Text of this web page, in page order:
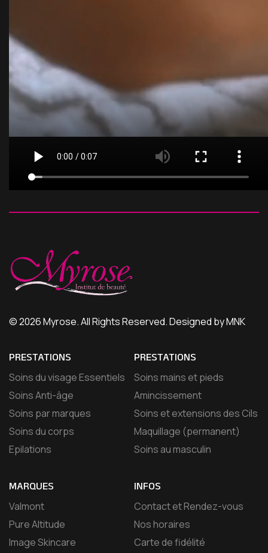
© 2026 Myrose. All Rights Reserved. Designed by MNK
PRESTATIONS
Soins du visage Essentiels
Soins Anti-âge
Soins par marques
Soins du corps
Epilations
PRESTATIONS
Soins mains et pieds
Amincissement
Soins et extensions des Cils
Maquillage (permanent)
Soins au masculin
MARQUES
Valmont
Pure Altitude
Image Skincare
INFOS
Contact et Rendez-vous
Nos horaires
Carte de fidélité